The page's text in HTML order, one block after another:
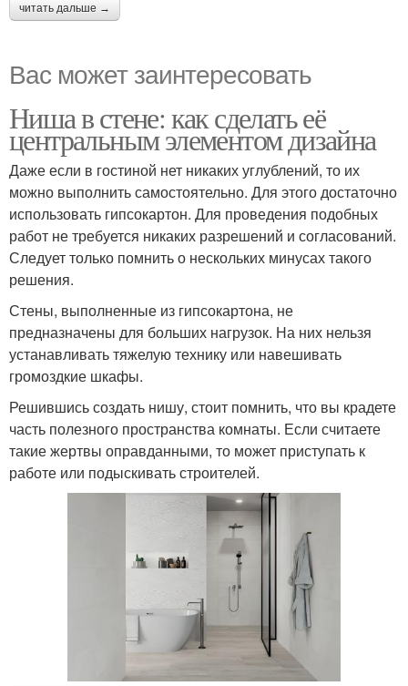
читать дальше →
Вас может заинтересовать
Ниша в стене: как сделать её
центральным элементом дизайна
Даже если в гостиной нет никаких углублений, то их
можно выполнить самостоятельно. Для этого достаточно
использовать гипсокартон. Для проведения подобных
работ не требуется никаких разрешений и согласований.
Следует только помнить о нескольких минусах такого
решения.
Стены, выполненные из гипсокартона, не
предназначены для больших нагрузок. На них нельзя
устанавливать тяжелую технику или навешивать
громоздкие шкафы.
Решившись создать нишу, стоит помнить, что вы крадете
часть полезного пространства комнаты. Если считаете
такие жертвы оправданными, то может приступать к
работе или подыскивать строителей.